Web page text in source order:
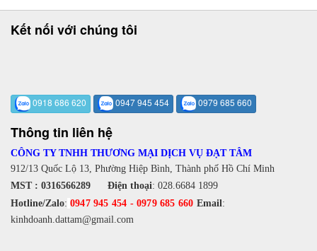
Kết nối với chúng tôi
0918 686 620 0947 945 454 0979 685 660
Thông tin liên hệ
CÔNG TY TNHH THƯƠNG MẠI DỊCH VỤ ĐẠT TÂM
912/13 Quốc Lộ 13, Phường Hiệp Bình, Thành phố Hồ Chí Minh
MST : 0316566289 Điện thoại: 028.6684 1899
Hotline/Zalo: 0947 945 454 -0979 685 660 Email:
kinhdoanh.dattam@gmail.com